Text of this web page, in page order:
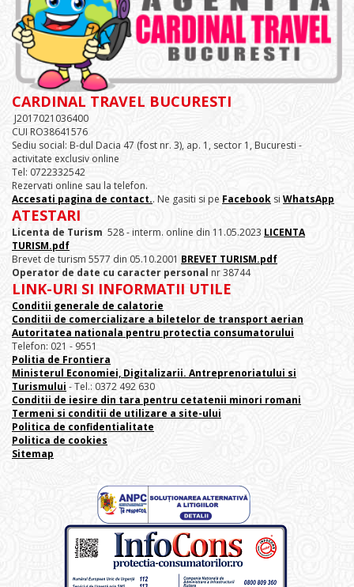
CARDINAL TRAVEL BUCURESTI
J2017021036400
CUI RO38641576
Sediu social: B-dul Dacia 47 (fost nr. 3), ap. 1, sector 1, Bucuresti -
activitate exclusiv online
Tel: 0722332542
Rezervati online sau la telefon.
Accesati pagina de contact.. Ne gasiti si pe Facebook si WhatsApp
ATESTARI
Licenta de Turism 528 - interm. online din 11.05.2023 LICENTA
TURISM.pdf
Brevet de turism 5577 din 05.10.2001 BREVET TURISM.pdf
Operator de date cu caracter personal nr 38744
LINK-URI SI INFORMATII UTILE
Conditii generale de calatorie
Conditii de comercializare a biletelor de transport aerian
Autoritatea nationala pentru protectia consumatorului
Telefon: 021 - 9551
Politia de Frontiera
Ministerul Economiei, Digitalizarii. Antreprenoriatului si
Turismului - Tel.: 0372 492 630
Conditii de iesire din tara pentru cetatenii minori romani
Termeni si conditii de utilizare a site-ului
Politica de confidentialitate
Politica de cookies
Sitemap